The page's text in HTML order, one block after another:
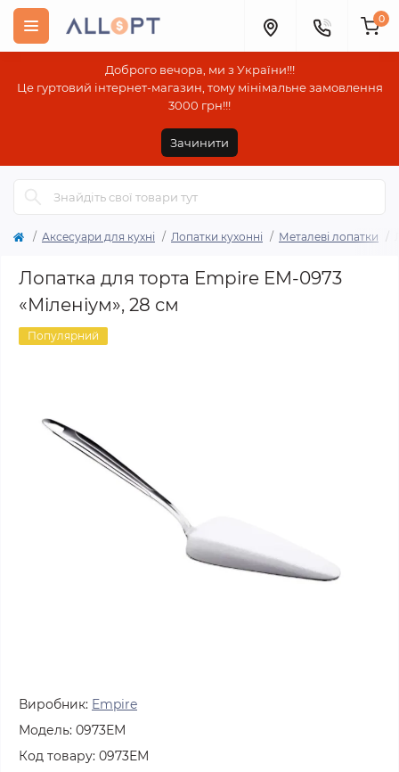
Доброго вечора, ми з України!!!
Це гуртовий інтернет-магазин, тому мінімальне замовлення
3000 грн!!!
Зачинити
0
Аксесуари для кухні Лопатки кухонні Металеві лопатки
Лопатка для торта Empire EM-0973
«Міленіум», 28 см
Популярний
Виробник: Empire
Модель: 0973ЕМ
Код товару: 0973ЕМ